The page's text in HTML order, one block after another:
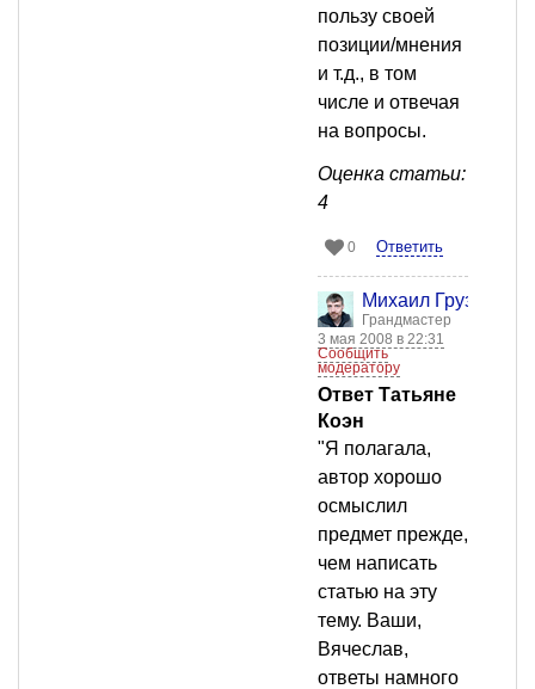
пользу своей
позиции/мнения
и т.д., в том
числе и отвечая
на вопросы.
Оценка статьи:
4
0 Ответить
Михаил Груздев
Грандмастер
3 мая 2008 в 22:31
Сообщить
модератору
Ответ Татьяне
Коэн
"Я полагала,
автор хорошо
осмыслил
предмет прежде,
чем написать
статью на эту
тему. Ваши,
Вячеслав,
ответы намного